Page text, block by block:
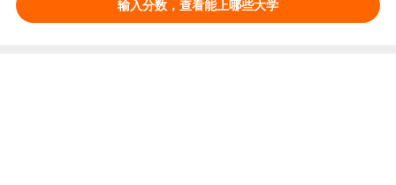
输入分数，查看能上哪些大学